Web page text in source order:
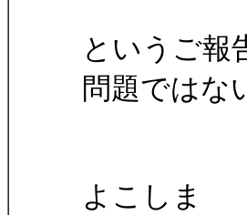
というご報
問題ではな
よこしま